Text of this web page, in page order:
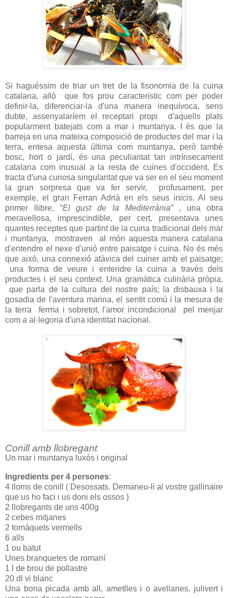
Si haguéssim de triar un tret de la fisonomia de la cuina
catalana, allò que fos prou característic com per poder
definir-la, diferenciar-la d'una manera inequívoca, sens
dubte, assenyalaríem el receptari propi d'aquells plats
popularment batejats com a mar i muntanya. I és que la
barreja en una mateixa composició de productes del mar i la
terra, entesa aquesta última com muntanya, però també
bosc, hort o jardí, és una peculiaritat tan intrínsecament
catalana com inusual a la resta de cuines d'occident. Es
tracta d'una curiosa singularitat que va ser en el seu moment
la gran sorpresa que va fer servir, profusament, per
exemple, el gran Ferran Adrià en els seus inicis. Al seu
primer llibre, “El gust de la Mediterrània”, una obra
meravellosa, imprescindible, per cert, presentava unes
quantes receptes que partint de la cuina tradicional dels mar
i muntanya, mostraven al món aquesta manera catalana
d'entendre el nexe d'unió entre paisatge i cuina. No és més
que això, una connexió atàvica del cuiner amb el paisatge;
una forma de veure i entendre la cuina a través dels
productes i el seu context. Una gramàtica culinària pròpia,
que parla de la cultura del nostre país; la disbauxa i la
gosadia de l'aventura marina, el sentit comú i la mesura de
la terra ferma i sobretot, l'amor incondicional pel menjar
com a al·legoria d'una identitat nacional.
Conill amb llobregant
Un mar i muntanya luxós i original
Ingredients per 4 persones:
4 lloms de conill ( Desossats. Demaneu-li al vostre gallinaire
que us ho faci i us doni els ossos )
2 llobregants de uns 400g
2 cebes mitjanes
2 tomàquets vermells
6 alls
1 ou batut
Unes branquetes de romaní
1 l de brou de pollastre
20 dl vi blanc
Una bona picada amb all, ametlles i o avellanes, julivert i